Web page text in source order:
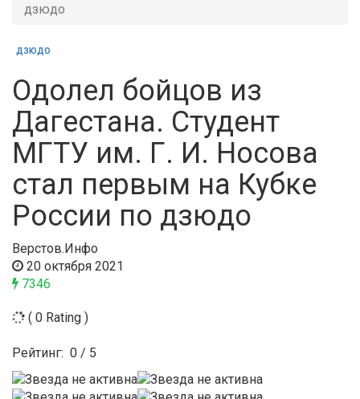
дзюдо
ДЗЮДО
Одолел бойцов из
Дагестана. Студент
МГТУ им. Г. И. Носова
стал первым на Кубке
России по дзюдо
Верстов.Инфо
20 октября 2021
7346
( 0 Rating )
Рейтинг: 0 / 5